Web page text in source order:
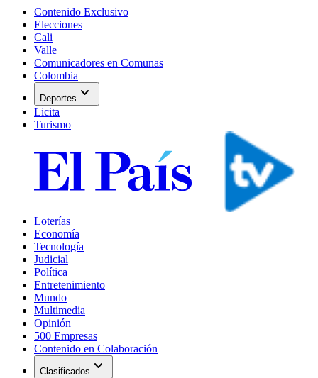
Contenido Exclusivo
Elecciones
Cali
Valle
Comunicadores en Comunas
Colombia
Deportes expand_more
Licita
Turismo
Loterías
Economía
Tecnología
Judicial
Política
Entretenimiento
Mundo
Multimedia
Opinión
500 Empresas
Contenido en Colaboración
Clasificados expand_more